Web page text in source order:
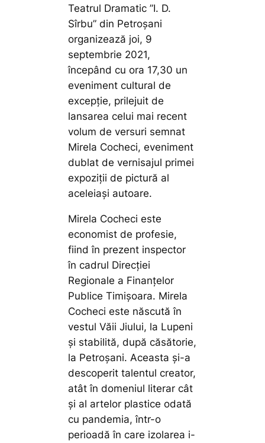
Teatrul Dramatic ”I. D.
Sîrbu” din Petroșani
organizează joi, 9
septembrie 2021,
începând cu ora 17,30 un
eveniment cultural de
excepție, prilejuit de
lansarea celui mai recent
volum de versuri semnat
Mirela Cocheci, eveniment
dublat de vernisajul primei
expoziții de pictură al
aceleiași autoare.
Mirela Cocheci este
economist de profesie,
fiind în prezent inspector
în cadrul Direcției
Regionale a Finanțelor
Publice Timișoara. Mirela
Cocheci este născută în
vestul Văii Jiului, la Lupeni
și stabilită, după căsătorie,
la Petroșani. Aceasta și-a
descoperit talentul creator,
atât în domeniul literar cât
și al artelor plastice odată
cu pandemia, într-o
perioadă în care izolarea i-